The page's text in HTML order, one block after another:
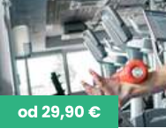
od 29,90 €